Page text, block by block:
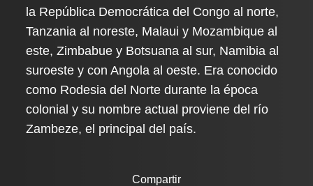
la República Democrática del Congo al norte,
Tanzania al noreste, Malaui y Mozambique al
este, Zimbabue y Botsuana al sur, Namibia al
suroeste y con Angola al oeste. Era conocido
como Rodesia del Norte durante la época
colonial y su nombre actual proviene del río
Zambeze, el principal del país.
Compartir